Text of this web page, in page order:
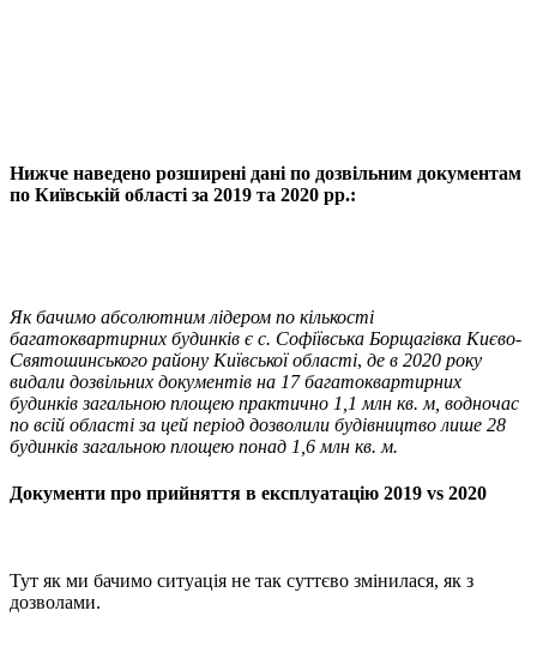
Нижче наведено розширені дані по дозвільним документам
по Київській області за 2019 та 2020 рр.:
Як бачимо абсолютним лідером по кількості
багатоквартирних будинків є с. Софіївська Борщагівка Києво-
Святошинського району Київської області, де в 2020 року
видали дозвільних документів на 17 багатоквартирних
будинків загальною площею практично 1,1 млн кв. м, водночас
по всій області за цей період дозволили будівництво лише 28
будинків загальною площею понад 1,6 млн кв. м.
Документи про прийняття в експлуатацію 2019 vs 2020
Тут як ми бачимо ситуація не так суттєво змінилася, як з
дозволами.